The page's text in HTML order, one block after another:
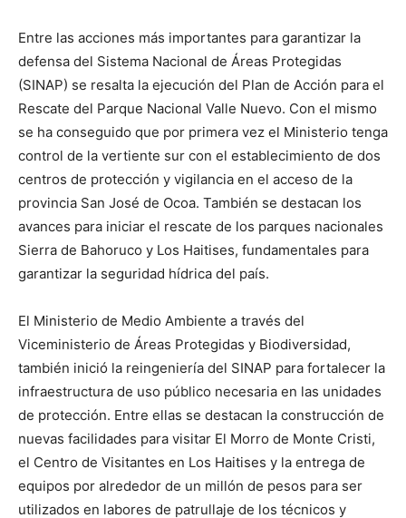
Entre las acciones más importantes para garantizar la
defensa del Sistema Nacional de Áreas Protegidas
(SINAP) se resalta la ejecución del Plan de Acción para el
Rescate del Parque Nacional Valle Nuevo. Con el mismo
se ha conseguido que por primera vez el Ministerio tenga
control de la vertiente sur con el establecimiento de dos
centros de protección y vigilancia en el acceso de la
provincia San José de Ocoa. También se destacan los
avances para iniciar el rescate de los parques nacionales
Sierra de Bahoruco y Los Haitises, fundamentales para
garantizar la seguridad hídrica del país.
El Ministerio de Medio Ambiente a través del
Viceministerio de Áreas Protegidas y Biodiversidad,
también inició la reingeniería del SINAP para fortalecer la
infraestructura de uso público necesaria en las unidades
de protección. Entre ellas se destacan la construcción de
nuevas facilidades para visitar El Morro de Monte Cristi,
el Centro de Visitantes en Los Haitises y la entrega de
equipos por alrededor de un millón de pesos para ser
utilizados en labores de patrullaje de los técnicos y